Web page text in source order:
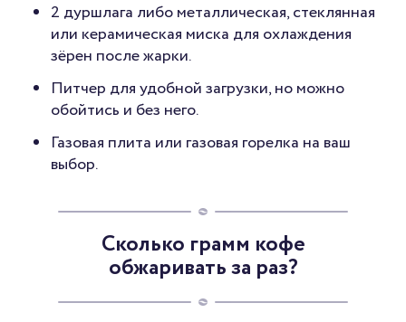
2 дуршлага либо металлическая, стеклянная
или керамическая миска для охлаждения
зёрен после жарки.
Питчер для удобной загрузки, но можно
обойтись и без него.
Газовая плита или газовая горелка на ваш
выбор.
Сколько грамм кофе
обжаривать за раз?